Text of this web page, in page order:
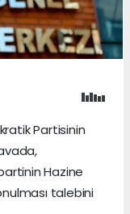
Partisinin
partinin Hazine
talebini